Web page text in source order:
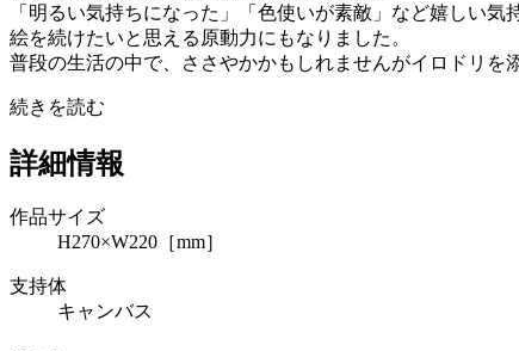
「明るい気持ちになった」「色使いが素敵」など嬉しい気
絵を続けたいと思える原動力にもなりました。
普段の生活の中で、ささやかかもしれませんがイロドリを
続きを読む
詳細情報
作品サイズ
H270×W220［mm］
支持体
キャンバス